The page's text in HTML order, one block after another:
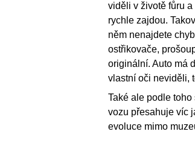
viděli v životě fůru
rychle zajdou.
něm nenajdete
ostřikovače,
originální. Auto má
vlastní oči neviděli,
Také ale podle
vozu přesahuje víc
evoluce mimo